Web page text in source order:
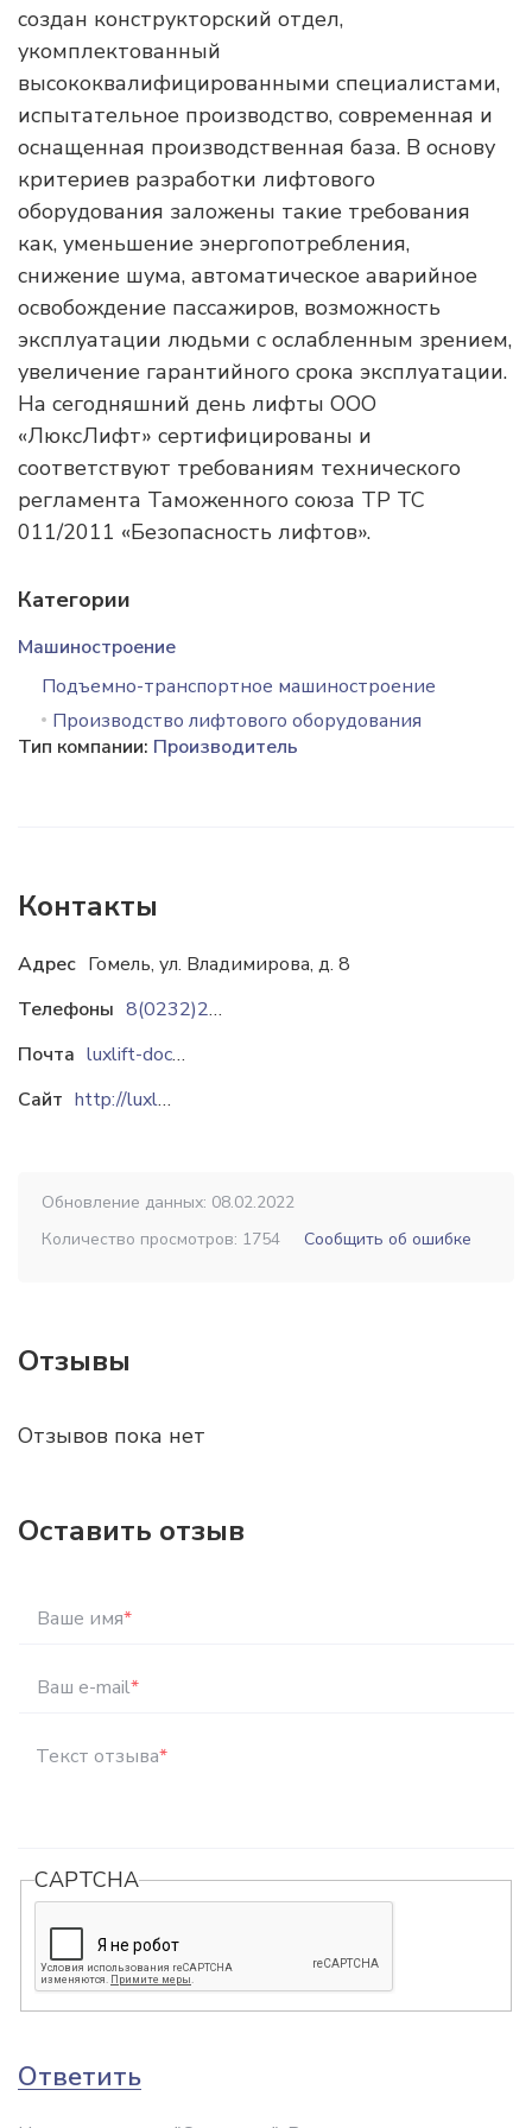
создан конструкторский отдел,
укомплектованный
высококвалифицированными специалистами,
испытательное производство, современная и
оснащенная производственная база. В основу
критериев разработки лифтового
оборудования заложены такие требования
как, уменьшение энергопотребления,
снижение шума, автоматическое аварийное
освобождение пассажиров, возможность
эксплуатации людьми с ослабленным зрением,
увеличение гарантийного срока эксплуатации.
На сегодняшний день лифты ООО
«ЛюксЛифт» сертифицированы и
соответствуют требованиям технического
регламента Таможенного союза ТР ТС
011/2011 «Безопасность лифтов».
Категории
Машиностроение
Подъемно-транспортное машиностроение
Производство лифтового оборудования
Тип компании: Производитель
Контакты
Адрес Гомель, ул. Владимирова, д. 8
Телефоны
8(0232)21-64-07
Почта
luxlift-doc@yandex.by
Сайт
http://luxlift.by
Обновление данных: 08.02.2022
Количество просмотров: 1754
Сообщить об ошибке
Отзывы
Отзывов пока нет
Оставить отзыв
Ваше имя*
Ваш e-mail*
Текст отзыва*
CAPTCHA
Ответить